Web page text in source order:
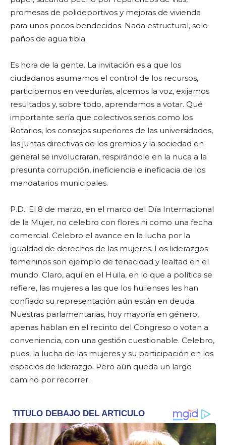
promesas de polideportivos y mejoras de vivienda
para unos pocos bendecidos. Nada estructural, solo
paños de agua tibia.
Es hora de la gente. La invitación es a que los
ciudadanos asumamos el control de los recursos,
participemos en veedurías, alcemos la voz, exijamos
resultados y, sobre todo, aprendamos a votar. Qué
importante sería que colectivos serios como los
Rotarios, los consejos superiores de las universidades,
las juntas directivas de los gremios y la sociedad en
general se involucraran, respirándole en la nuca a la
presunta corrupción, ineficiencia e ineficacia de los
mandatarios municipales.
P.D.: El 8 de marzo, en el marco del Día Internacional
de la Mujer, no celebro con flores ni como una fecha
comercial. Celebro el avance en la lucha por la
igualdad de derechos de las mujeres. Los liderazgos
femeninos son ejemplo de tenacidad y lealtad en el
mundo. Claro, aquí en el Huila, en lo que a política se
refiere, las mujeres a las que los huilenses les han
confiado su representación aún están en deuda.
Nuestras parlamentarias, hoy mayoría en género,
apenas hablan en el recinto del Congreso o votan a
conveniencia, con una gestión cuestionable. Celebro,
pues, la lucha de las mujeres y su participación en los
espacios de liderazgo. Pero aún queda un largo
camino por recorrer.